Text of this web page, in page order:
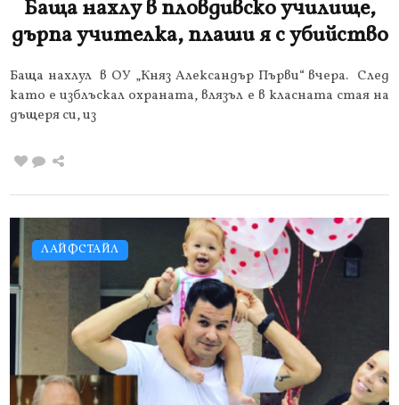
Баща нахлу в пловдивско училище,
дърпа учителка, плаши я с убийство
Баща нахлул в ОУ „Княз Александър Първи“ вчера. След
като е изблъскал охраната, влязъл е в класната стая на
дъщеря си, из
ЛАЙФСТАЙЛ